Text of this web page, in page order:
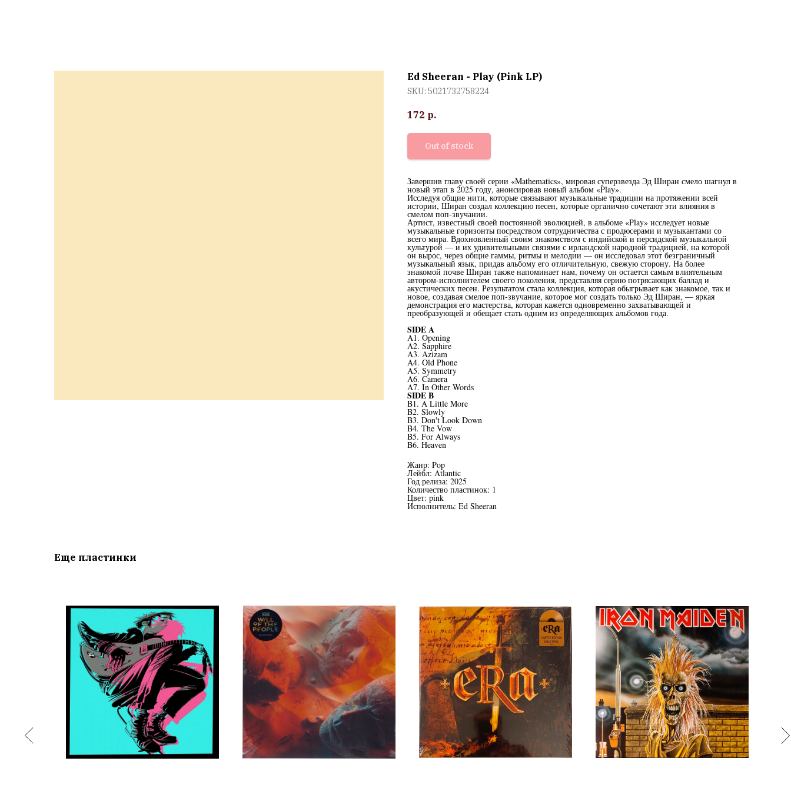
Ed Sheeran - Play (Pink LP)
SKU: 5021732758224
172 р.
Out of stock
Завершив главу своей серии «Mathematics», мировая суперзвезда Эд Ширан смело шагнул в
новый этап в 2025 году, анонсировав новый альбом «Play».
Исследуя общие нити, которые связывают музыкальные традиции на протяжении всей
истории, Ширан создал коллекцию песен, которые органично сочетают эти влияния в
смелом поп-звучании.
Артист, известный своей постоянной эволюцией, в альбоме «Play» исследует новые
музыкальные горизонты посредством сотрудничества с продюсерами и музыкантами со
всего мира. Вдохновленный своим знакомством с индийской и персидской музыкальной
культурой — и их удивительными связями с ирландской народной традицией, на которой
он вырос, через общие гаммы, ритмы и мелодии — он исследовал этот безграничный
музыкальный язык, придав альбому его отличительную, свежую сторону. На более
знакомой почве Ширан также напоминает нам, почему он остается самым влиятельным
автором-исполнителем своего поколения, представляя серию потрясающих баллад и
акустических песен. Результатом стала коллекция, которая обыгрывает как знакомое, так и
новое, создавая смелое поп-звучание, которое мог создать только Эд Ширан, — яркая
демонстрация его мастерства, которая кажется одновременно захватывающей и
преобразующей и обещает стать одним из определяющих альбомов года.
SIDE A
A1. Opening
A2. Sapphire
A3. Azizam
A4. Old Phone
A5. Symmetry
A6. Camera
A7. In Other Words
SIDE B
B1. A Little More
B2. Slowly
B3. Don't Look Down
B4. The Vow
B5. For Always
B6. Heaven
Жанр: Pop
Лейбл: Atlantic
Год релиза: 2025
Количество пластинок: 1
Цвет: pink
Исполнитель: Ed Sheeran
Еще пластинки